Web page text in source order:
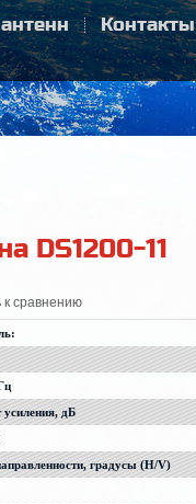
Контакты
DS1200-11
к сравнению
дБ
градусы (H/V)